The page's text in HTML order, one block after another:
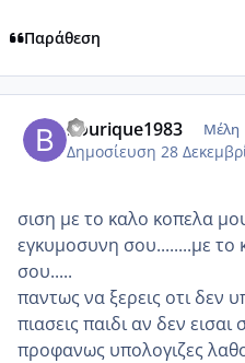
Παράθεση
bourique1983 Μέλη
Δημοσίευση 28
σιση με το καλο κοπελα
εγκυμοσυνη σου........με το
σου.....
παντως να ξερεις οτι δεν
πιασεις παιδι αν δεν
προφανως υπολογιζες